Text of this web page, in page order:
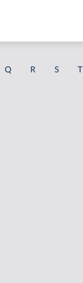
Q R S T